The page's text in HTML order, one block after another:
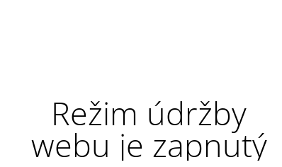
Režim údržby
webu je zapnutý